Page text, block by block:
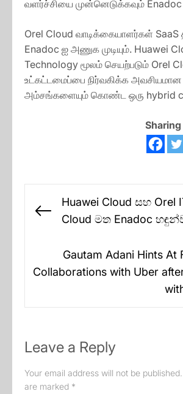
வளர்ச்சியை முன்னெடுக்கவும் Enadoc
Orel Cloud வாடிக்கையாளர்கள்
Enadoc ஐ அணுக முடியும். Huawei
Technology மூலம் செயற்படும் Orel
உட்கட்டமைப்பை நிர்வகிக்க
அம்சங்களையும் கொண்ட ஒரு hybrid
Sharing
navigation
Previous
Huawei Cloud සහ Orel
Cloud මත Enadoc
Gautam Adani Hints At
Collaborations with Uber
Leave a Reply
Your email address will not be published.
are marked *